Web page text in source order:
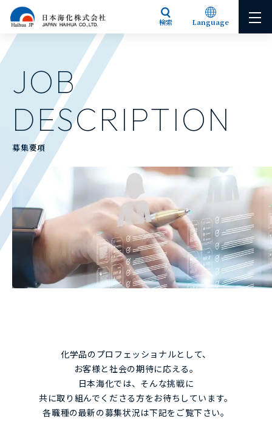
検索 Language
Japanese
JOB
DESCRIPTION
募集要項
化学品のプロフェッショナルとして、
お客様と社会の期待に応える。
日本海化では、そんな挑戦に
共に取り組んでくださる方をお待ちしています。
各職種の最新の募集状況は下記をご覧下さい。